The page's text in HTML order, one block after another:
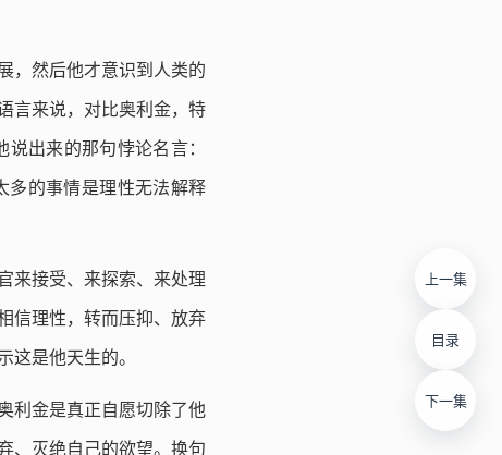
上一集
目录
下一集
，然后他才意识到人类的
言来说，对比奥利金，特
出来的那句悖论名言：
多的事情是理性无法解释
接受、来探索、来处理
信理性，转而压抑、放弃
这是他天生的。
利金是真正自愿切除了他
、灭绝自己的欲望。换句